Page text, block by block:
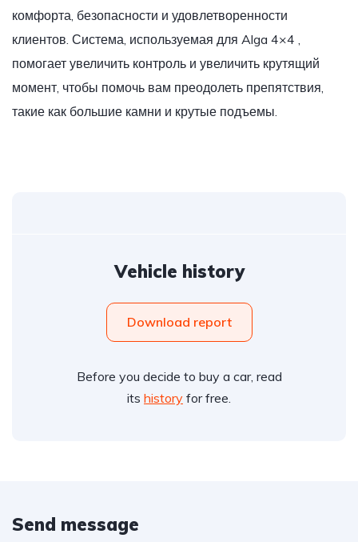
комфорта, безопасности и удовлетворенности
клиентов. Система, используемая для Alga 4×4 ,
помогает увеличить контроль и увеличить крутящий
момент, чтобы помочь вам преодолеть препятствия,
такие как большие камни и крутые подъемы.
Vehicle history
Download report
Before you decide to buy a car, read
its history for free.
Send message